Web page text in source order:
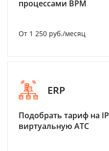
процессами BPM
От 1 250 руб./месяц
ERP
Подобрать тариф на
виртуальную АТС